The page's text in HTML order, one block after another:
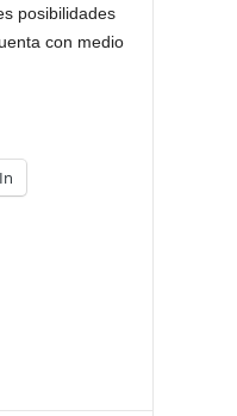
posibilidades
con medio